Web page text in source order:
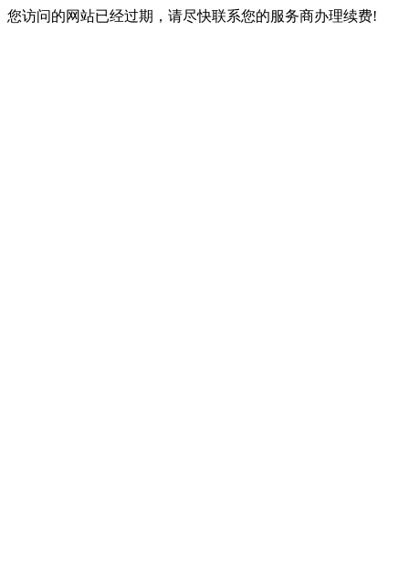
您访问的网站已经过期，请尽快联系您的服务商办理续费!